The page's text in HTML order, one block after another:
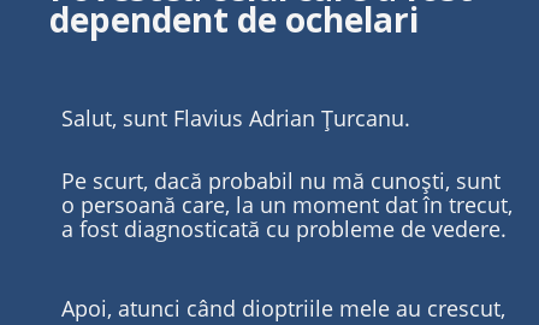
dependent de ochelari
Salut, sunt Flavius Adrian Țurcanu.
Pe scurt, dacă probabil nu mă cunoști, sunt
o persoană care, la un moment dat în trecut,
a fost diagnosticată cu probleme de vedere.
Apoi, atunci când dioptriile mele au crescut,